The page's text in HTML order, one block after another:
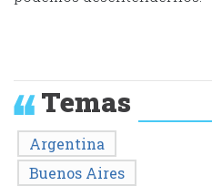
Temas
Argentina
Buenos Aires